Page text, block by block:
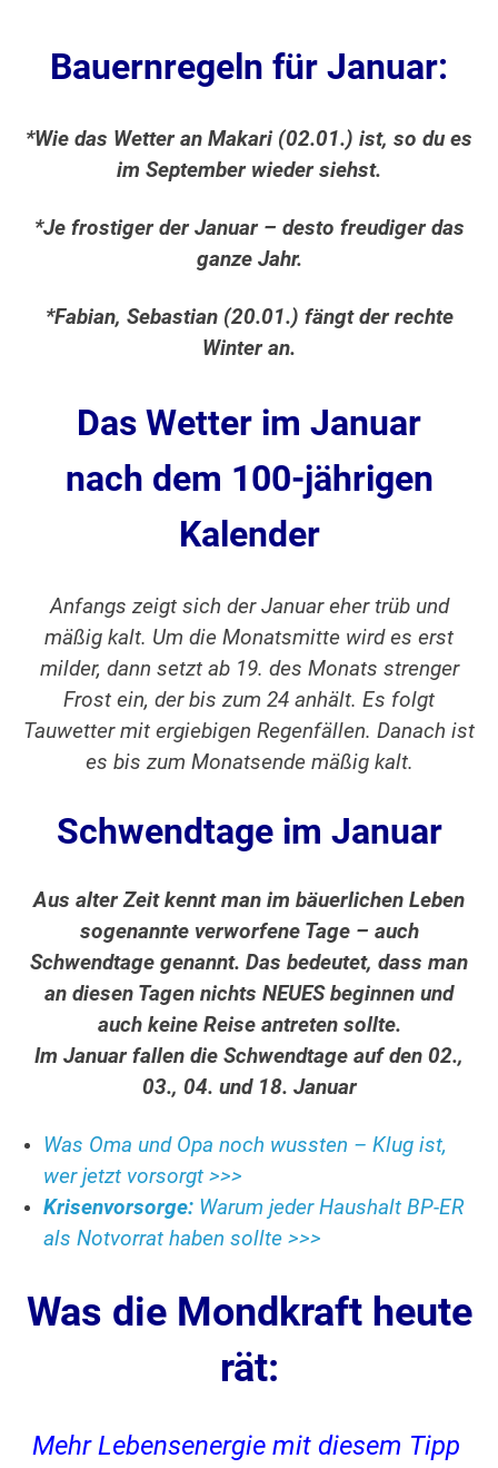
Bauernregeln für Januar:
*Wie das Wetter an Makari (02.01.) ist, so du es
im September wieder siehst.
*Je frostiger der Januar – desto freudiger das
ganze Jahr.
*Fabian, Sebastian (20.01.) fängt der rechte
Winter an.
Das Wetter im Januar
nach dem 100-jährigen
Kalender
Anfangs zeigt sich der Januar eher trüb und
mäßig kalt. Um die Monatsmitte wird es erst
milder, dann setzt ab 19. des Monats strenger
Frost ein, der bis zum 24 anhält. Es folgt
Tauwetter mit ergiebigen Regenfällen. Danach ist
es bis zum Monatsende mäßig kalt.
Schwendtage im Januar
Aus alter Zeit kennt man im bäuerlichen Leben
sogenannte verworfene Tage – auch
Schwendtage genannt. Das bedeutet, dass man
an diesen Tagen nichts NEUES beginnen und
auch keine Reise antreten sollte.
Im Januar fallen die Schwendtage auf den 02.,
03., 04. und 18. Januar
Was Oma und Opa noch wussten – Klug ist,
wer jetzt vorsorgt >>>
Krisenvorsorge: Warum jeder Haushalt BP-ER
als Notvorrat haben sollte >>>
Was die Mondkraft heute
rät:
Mehr Lebensenergie mit diesem Tipp